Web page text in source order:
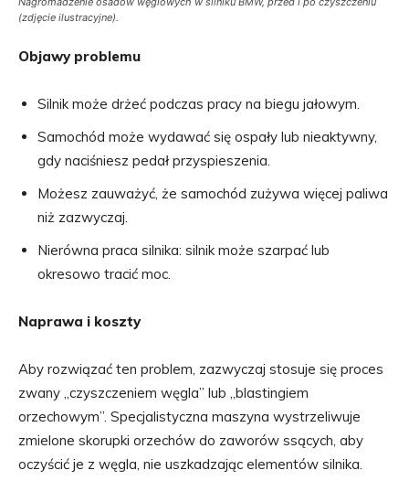
(zdjęcie ilustracyjne).
Objawy problemu
Silnik może drżeć podczas pracy na biegu jałowym.
Samochód może wydawać się ospały lub nieaktywny,
gdy naciśniesz pedał przyspieszenia.
Możesz zauważyć, że samochód zużywa więcej paliwa
niż zazwyczaj.
Nierówna praca silnika: silnik może szarpać lub
okresowo tracić moc.
Naprawa i koszty
Aby rozwiązać ten problem, zazwyczaj stosuje się proces
zwany „czyszczeniem węgla” lub „blastingiem
orzechowym”. Specjalistyczna maszyna wystrzeliwuje
zmielone skorupki orzechów do zaworów ssących, aby
oczyścić je z węgla, nie uszkadzając elementów silnika.